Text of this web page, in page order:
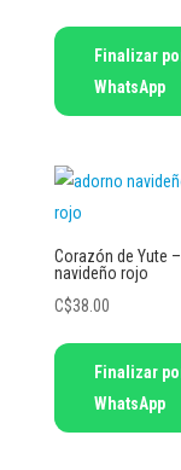
Finalizar
WhatsApp
Corazón de Yute
navideño rojo
C$38.00
Finalizar
WhatsApp